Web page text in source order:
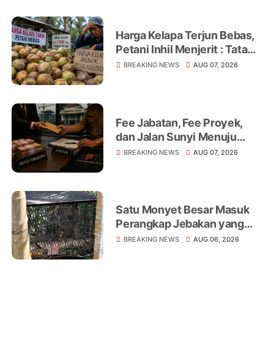
Harga Kelapa Terjun Bebas,
Petani Inhil Menjerit : Tata
Niaga, Monopoli hingga
BREAKING NEWS AUG 07, 2026
Fee Jabatan, Fee Proyek,
dan Jalan Sunyi Menuju
Operasi Tangkap Tangan
BREAKING NEWS AUG 07, 2026
Satu Monyet Besar Masuk
Perangkap Jebakan yang
Dipasang di Belakang
BREAKING NEWS AUG 06, 2026